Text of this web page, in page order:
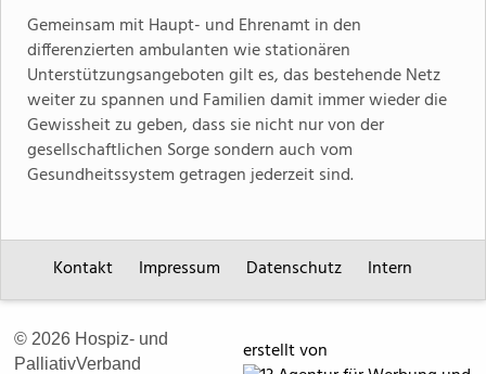
Gemeinsam mit Haupt- und Ehrenamt in den
differenzierten ambulanten wie stationären
Unterstützungsangeboten gilt es, das bestehende Netz
weiter zu spannen und Familien damit immer wieder die
Gewissheit zu geben, dass sie nicht nur von der
gesellschaftlichen Sorge sondern auch vom
Gesundheitssystem getragen jederzeit sind.
Kontakt Impressum Datenschutz Intern
© 2026 Hospiz- und
PalliativVerband
erstellt von